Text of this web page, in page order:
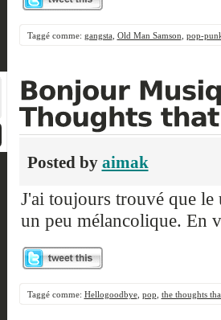
Taggé comme: gangsta, Old Man Samson pop-
Posted by aimak
J'ai toujours trouvé que
un peu mélancolique. En
Taggé comme: Hellogoodbye, pop the thoughts